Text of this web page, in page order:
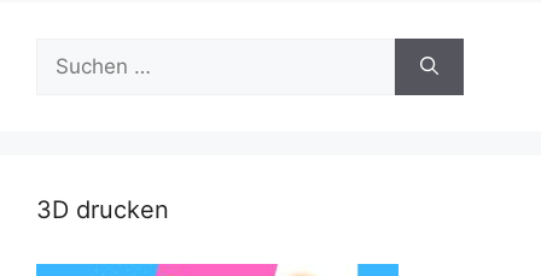
nach:
3D drucken